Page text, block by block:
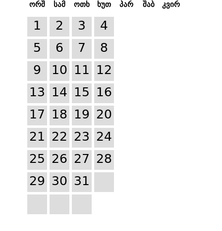
ორშ სამ ოთხ ხუთ პარ შაბ კვირ
1 2 3
4
5
6 7
8
9
10 11 12
13 14 15 16
17 18 19 20
21 22 23 24
25 26 27 28
29 30 31